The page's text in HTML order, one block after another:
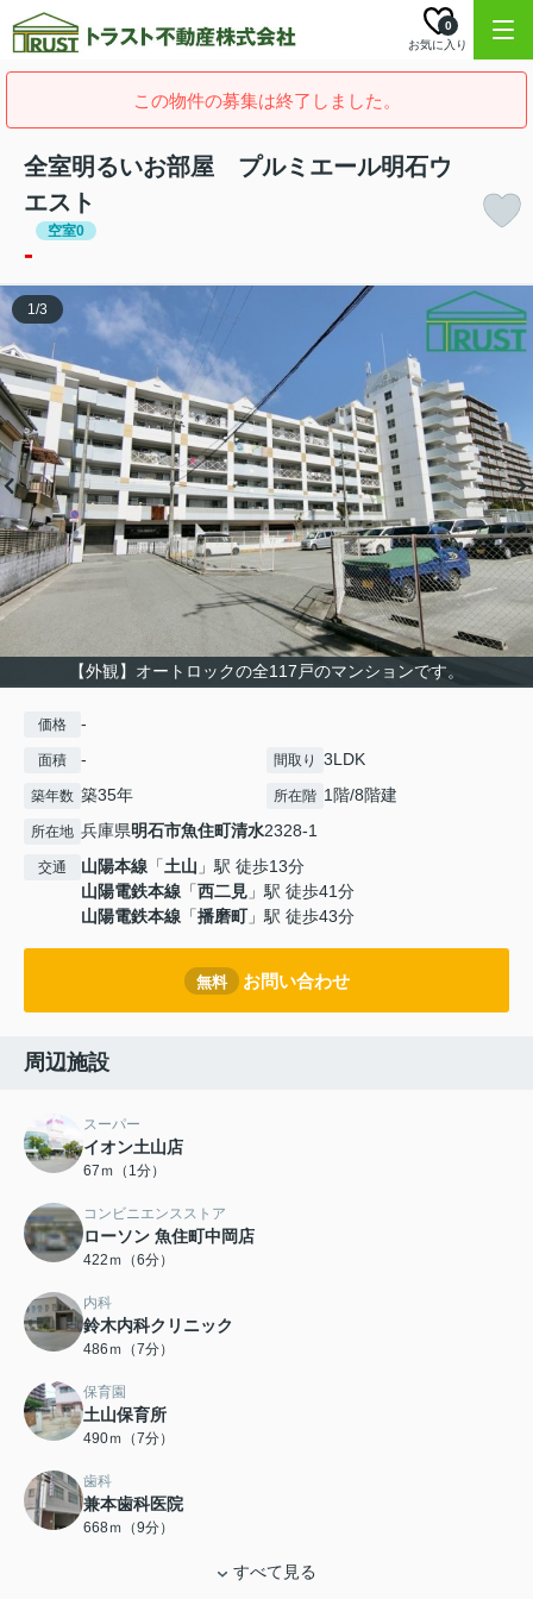
お気に入り
0
この物件の募集は終了しました。
全室明るいお部屋 プルミエール明石ウ
エスト
空室0
-
【外観】オートロックの全117戸のマンションです。
1/3
価格 -
面積 - 間取り 3LDK
築年数 築35年 所在階 1階/8階建
所在地 兵庫県明石市魚住町清水2328-1
交通 山陽本線 「土山 」駅 徒歩13分
山陽電鉄本線 「西二見 」駅 徒歩41分
山陽電鉄本線 「播磨町」駅 徒歩43分
無料 お問い合わせ
周辺施設
スーパー
イオン土山店
67ｍ（1分）
コンビニエンスストア
ローソン 魚住町中岡店
422ｍ（6分）
内科
鈴木内科クリニック
486ｍ（7分）
保育園
土山保育所
490ｍ（7分）
歯科
兼本歯科医院
668ｍ（9分）
すべて見る